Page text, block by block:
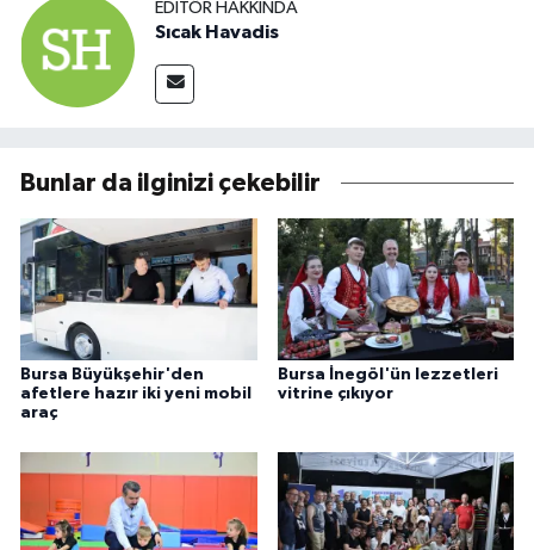
EDITÖR HAKKINDA
Sıcak Havadis
Bunlar da ilginizi çekebilir
Bursa Büyükşehir'den
afetlere hazır iki yeni mobil
araç
Bursa İnegöl'ün lezzetleri
vitrine çıkıyor